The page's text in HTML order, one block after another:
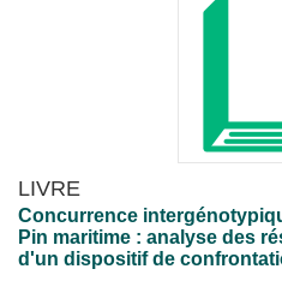
LIVRE
Concurrence
Pin maritime : analyse des
d'un dispositif de